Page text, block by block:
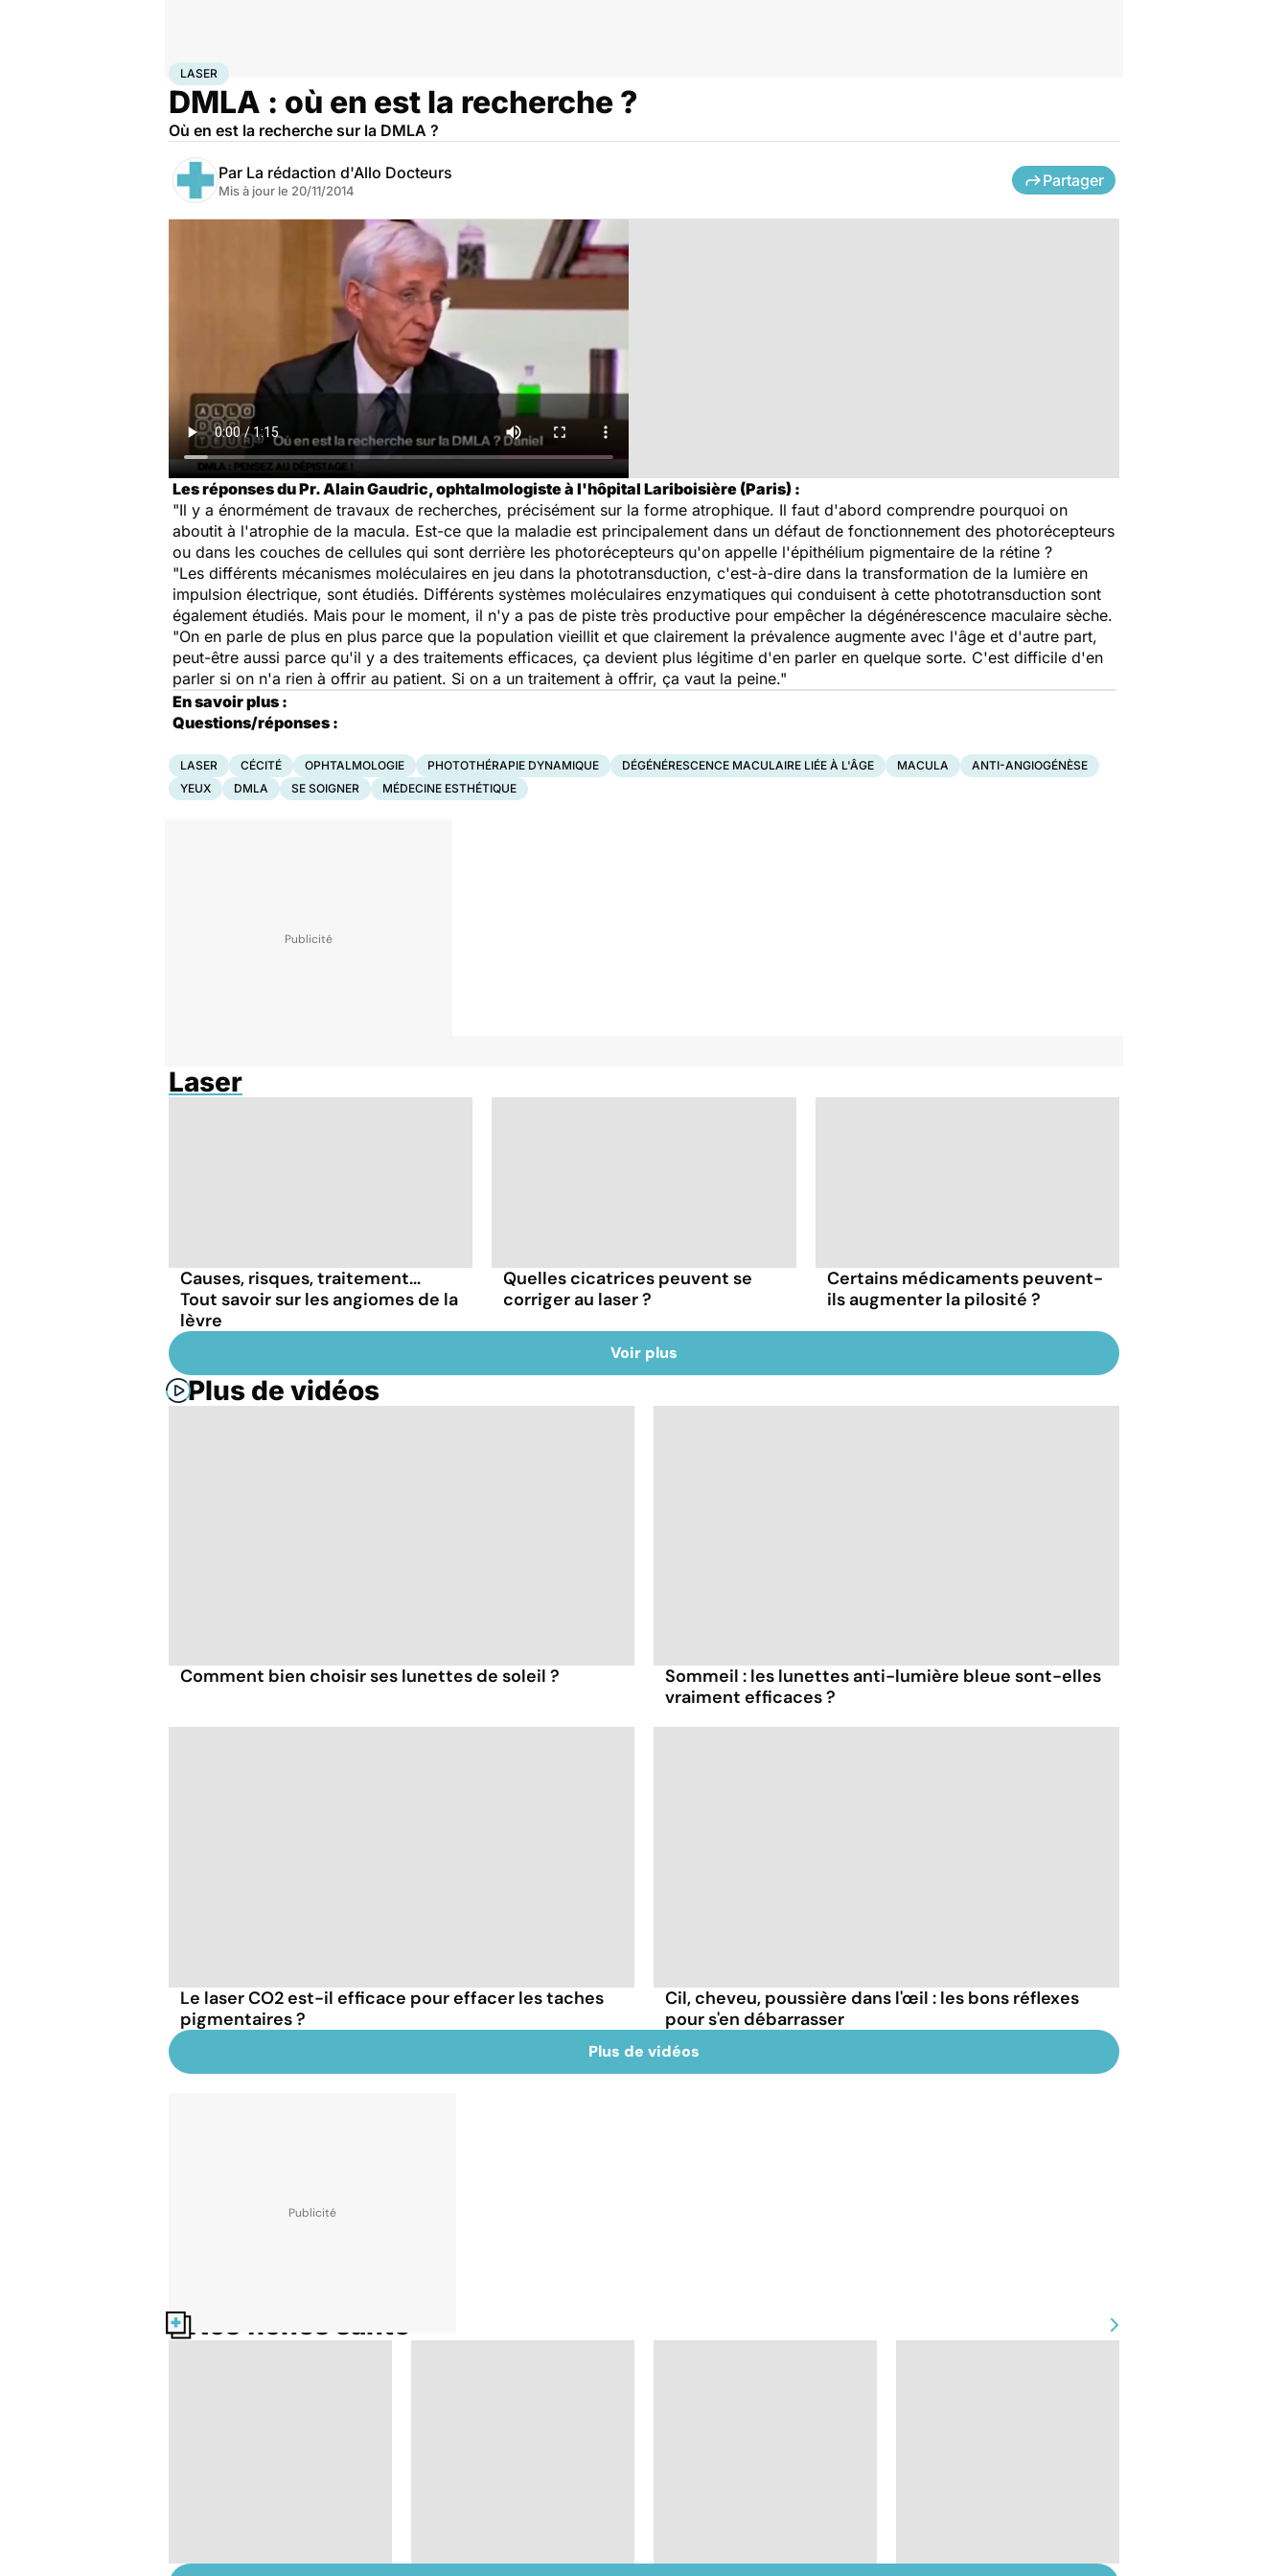
AccueilSanté
LASER
DMLA : où en est la recherche ?
Où en est la recherche sur la DMLA ?
Par La rédaction d'Allo Docteurs
Mis à jour le 20/11/2014
Partager
Les réponses du Pr. Alain Gaudric, ophtalmologiste à l'hôpital Lariboisière (Paris) :
"Il y a énormément de travaux de recherches, précisément sur la forme atrophique. Il faut d'abord comprendre pourquoi on
aboutit à l'atrophie de la macula. Est-ce que la maladie est principalement dans un défaut de fonctionnement des photorécepteurs
ou dans les couches de cellules qui sont derrière les photorécepteurs qu'on appelle l'épithélium pigmentaire de la rétine ?
"Les différents mécanismes moléculaires en jeu dans la phototransduction, c'est-à-dire dans la transformation de la lumière en
impulsion électrique, sont étudiés. Différents systèmes moléculaires enzymatiques qui conduisent à cette phototransduction sont
également étudiés. Mais pour le moment, il n'y a pas de piste très productive pour empêcher la dégénérescence maculaire sèche.
"On en parle de plus en plus parce que la population vieillit et que clairement la prévalence augmente avec l'âge et d'autre part,
peut-être aussi parce qu'il y a des traitements efficaces, ça devient plus légitime d'en parler en quelque sorte. C'est difficile d'en
parler si on n'a rien à offrir au patient. Si on a un traitement à offrir, ça vaut la peine."
En savoir plus :
Questions/réponses :
LASER CÉCITÉ OPHTALMOLOGIE PHOTOTHÉRAPIE DYNAMIQUE DÉGÉNÉRESCENCE MACULAIRE LIÉE À L'ÂGE MACULA
ANTI-ANGIOGÉNÈSE
YEUX
DMLA SE SOIGNER MÉDECINE ESTHÉTIQUE
Laser
Causes, risques, traitement...
Tout savoir sur les angiomes de la
lèvre
Quelles cicatrices peuvent se
corriger au laser ?
Certains médicaments peuvent-
ils augmenter la pilosité ?
Voir plus
Plus de vidéos
Comment bien choisir ses lunettes de soleil ?
Sommeil : les lunettes anti-lumière bleue sont-elles
vraiment efficaces ?
Le laser CO2 est-il efficace pour effacer les taches
pigmentaires ?
Cil, cheveu, poussière dans l'œil : les bons réflexes
pour s'en débarrasser
Plus de vidéos
Nos fiches santé